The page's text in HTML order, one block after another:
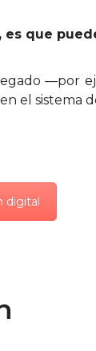
que
—por
el sistema
digital